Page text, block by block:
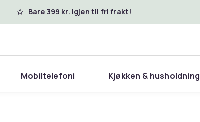
Bare 399 kr. igjen til fri frakt!
Mobiltelefoni Kjøkken & husholdning